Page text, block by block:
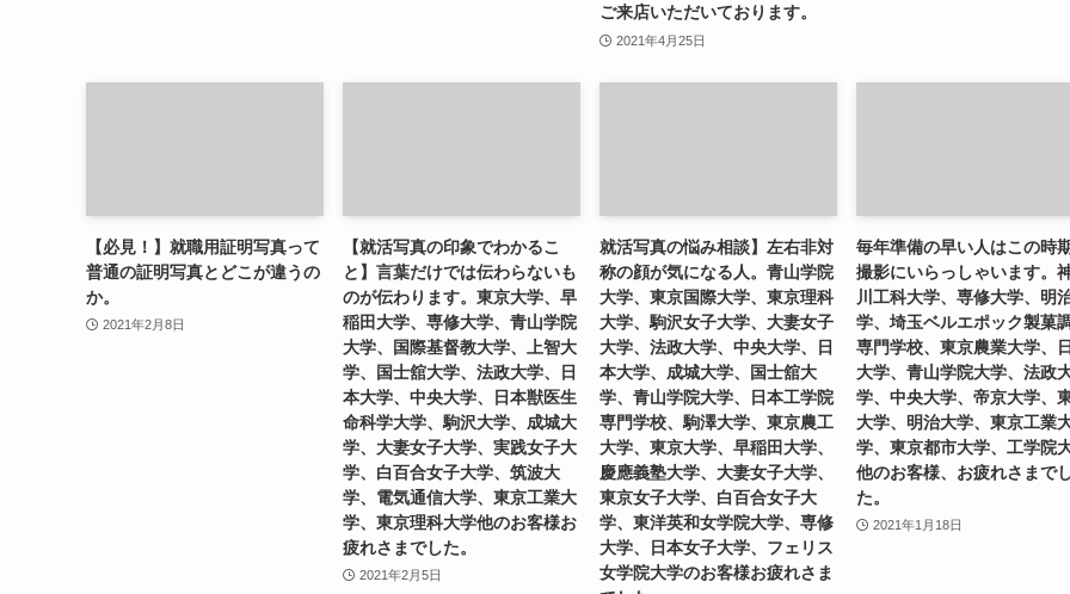
ご来店いただいております。
2021年4月25日
【必見！】就職用証明写真って
普通の証明写真とどこが違うの
か。
2021年2月8日
【就活写真の印象でわかるこ
と】言葉だけでは伝わらないも
のが伝わります。東京大学、早
稲田大学、専修大学、青山学院
大学、国際基督教大学、上智大
学、国士舘大学、法政大学、日
本大学、中央大学、日本獣医生
命科学大学、駒沢大学、成城大
学、大妻女子大学、実践女子大
学、白百合女子大学、筑波大
学、電気通信大学、東京工業大
学、東京理科大学他のお客様お
疲れさまでした。
2021年2月5日
就活写真の悩み相談】左右非対
称の顔が気になる人。青山学院
大学、東京国際大学、東京理科
大学、駒沢女子大学、大妻女子
大学、法政大学、中央大学、日
本大学、成城大学、国士舘大
学、青山学院大学、日本工学院
専門学校、駒澤大学、東京農工
大学、東京大学、早稲田大学、
慶應義塾大学、大妻女子大学、
東京女子大学、白百合女子大
学、東洋英和女学院大学、専修
大学、日本女子大学、フェリス
女学院大学のお客様お疲れさま
毎年準備の早い人はこの時
撮影にいらっしゃいます。
川工科大学、専修大学、明
学、埼玉ベルエポック製菓
専門学校、東京農業大学、
大学、青山学院大学、法政
学、中央大学、帝京大学、
大学、明治大学、東京工業
学、東京都市大学、工学院
他のお客様、お疲れさまで
た。
2021年1月18日